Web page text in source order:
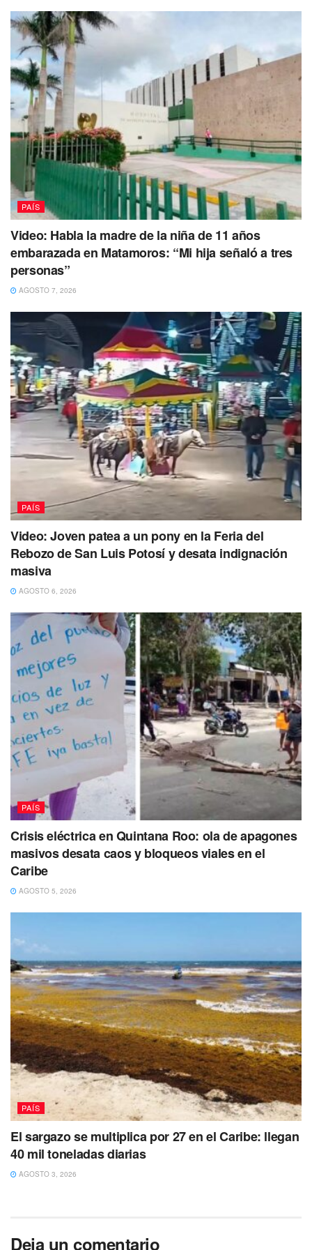
De la misma manera, la denuncia en la página de
Facebook The Pandu, pide a los usuarios denunciarlo ante
las autoridades en caso de que lo ubiquen, pues hasta el
momento de desconoce el paradero de los animales, así
como los motivos por los que la pareja adopta tantos
perros. (Con iformación de SDP Noticias).
Tags: Denuncia ciudadana maltrato animal
Nacional
perros
PAÍS
Video: Habla la madre de la niña de 11 años
embarazada en Matamoros: “Mi hija señaló a tres
personas”
AGOSTO 7, 2026
PAÍS
Video: Joven patea a un pony en la Feria del
Rebozo de San Luis Potosí y desata indignación
masiva
AGOSTO 6, 2026
PAÍS
Crisis eléctrica en Quintana Roo: ola de apagones
masivos desata caos y bloqueos viales en el
Caribe
AGOSTO 5, 2026
PAÍS
El sargazo se multiplica por 27 en el Caribe: llegan
40 mil toneladas diarias
AGOSTO 3, 2026
Deja un comentario